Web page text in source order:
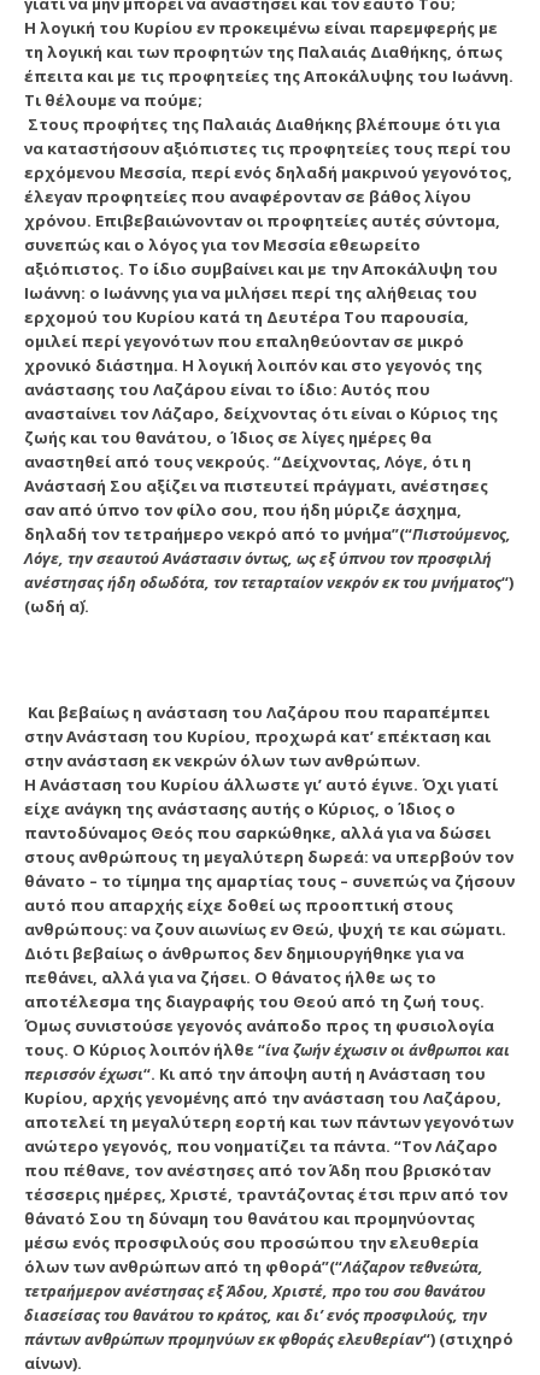
Η λογική του Κυρίου εν προκειμένω είναι παρεμφερής με
τη λογική και των προφητών της Παλαιάς Διαθήκης, όπως
έπειτα και με τις προφητείες της Αποκάλυψης του Ιωάννη.
Τι θέλουμε να πούμε;
Στους προφήτες της Παλαιάς Διαθήκης βλέπουμε ότι για
να καταστήσουν αξιόπιστες τις προφητείες τους περί του
ερχόμενου Μεσσία, περί ενός δηλαδή μακρινού γεγονότος,
έλεγαν προφητείες που αναφέρονταν σε βάθος λίγου
χρόνου. Επιβεβαιώνονταν οι προφητείες αυτές σύντομα,
συνεπώς και ο λόγος για τον Μεσσία εθεωρείτο
αξιόπιστος. Το ίδιο συμβαίνει και με την Αποκάλυψη του
Ιωάννη: ο Ιωάννης για να μιλήσει περί της αλήθειας του
ερχομού του Κυρίου κατά τη Δευτέρα Του παρουσία,
ομιλεί περί γεγονότων που επαληθεύονταν σε μικρό
χρονικό διάστημα. Η λογική λοιπόν και στο γεγονός της
ανάστασης του Λαζάρου είναι το ίδιο: Αυτός που
ανασταίνει τον Λάζαρο, δείχνοντας ότι είναι ο Κύριος της
ζωής και του θανάτου, ο Ίδιος σε λίγες ημέρες θα
αναστηθεί από τους νεκρούς. “Δείχνοντας, Λόγε, ότι η
Ανάστασή Σου αξίζει να πιστευτεί πράγματι, ανέστησες
σαν από ύπνο τον φίλο σου, που ήδη μύριζε άσχημα,
δηλαδή τον τετραήμερο νεκρό από το μνήμα”(“Πιστούμενος,
Λόγε, την σεαυτού Ανάστασιν όντως, ως εξ ύπνου τον προσφιλή
ανέστησας ήδη οδωδότα, τον τεταρταίον νεκρόν εκ του μνήματος“)
(ωδή α΄).
Και βεβαίως η ανάσταση του Λαζάρου που παραπέμπει
στην Ανάσταση του Κυρίου, προχωρά κατ’ επέκταση και
στην ανάσταση εκ νεκρών όλων των ανθρώπων.
Η Ανάσταση του Κυρίου άλλωστε γι’ αυτό έγινε. Όχι γιατί
είχε ανάγκη της ανάστασης αυτής ο Κύριος, ο Ίδιος ο
παντοδύναμος Θεός που σαρκώθηκε, αλλά για να δώσει
στους ανθρώπους τη μεγαλύτερη δωρεά: να υπερβούν τον
θάνατο – το τίμημα της αμαρτίας τους – συνεπώς να ζήσουν
αυτό που απαρχής είχε δοθεί ως προοπτική στους
ανθρώπους: να ζουν αιωνίως εν Θεώ, ψυχή τε και σώματι.
Διότι βεβαίως ο άνθρωπος δεν δημιουργήθηκε για να
πεθάνει, αλλά για να ζήσει. Ο θάνατος ήλθε ως το
αποτέλεσμα της διαγραφής του Θεού από τη ζωή τους.
Όμως συνιστούσε γεγονός ανάποδο προς τη φυσιολογία
τους. Ο Κύριος λοιπόν ήλθε “ίνα ζωήν έχωσιν οι άνθρωποι και
περισσόν έχωσι“. Κι από την άποψη αυτή η Ανάσταση του
Κυρίου, αρχής γενομένης από την ανάσταση του Λαζάρου,
αποτελεί τη μεγαλύτερη εορτή και των πάντων γεγονότων
ανώτερο γεγονός, που νοηματίζει τα πάντα. “Τον Λάζαρο
που πέθανε, τον ανέστησες από τον Άδη που βρισκόταν
τέσσερις ημέρες, Χριστέ, τραντάζοντας έτσι πριν από τον
θάνατό Σου τη δύναμη του θανάτου και προμηνύοντας
μέσω ενός προσφιλούς σου προσώπου την ελευθερία
όλων των ανθρώπων από τη φθορά”(“Λάζαρον τεθνεώτα,
τετραήμερον ανέστησας εξ Άδου, Χριστέ, προ του σου θανάτου
διασείσας του θανάτου το κράτος, και δι’ ενός προσφιλούς, την
πάντων ανθρώπων προμηνύων εκ φθοράς ελευθερίαν“) (στιχηρό
αίνων).